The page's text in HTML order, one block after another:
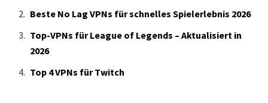
Beste No Lag VPNs für schnelles Spielerlebnis 2026
Top-VPNs für League of Legends – Aktualisiert in
2026
Top 4 VPNs für Twitch